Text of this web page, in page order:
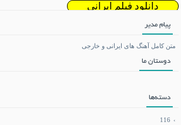
دانلود فیلم ایرانی
دانلود ریمیکس
تماشای آنلاین فیلم و سریال
می بی نیم
پیام مدیر
متن کامل آهنگ های ایرانی و خارجی
دوستان ما
دسته‌ها
116